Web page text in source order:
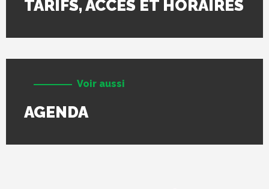
TARIFS, ACCÈS ET HORAIRES
Voir aussi
AGENDA